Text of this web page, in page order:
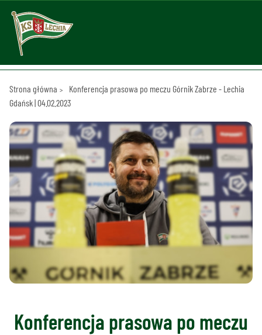
Strona główna
Konferencja prasowa po meczu Górnik Zabrze - Lechia
Gdańsk | 04.02.2023
Konferencja prasowa po meczu